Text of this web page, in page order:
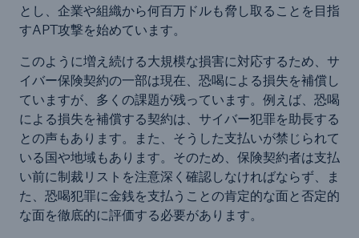
とし、企業や組織から何百万ドルも脅し取ることを目指
すAPT攻撃を始めています。
このように増え続ける大規模な損害に対応するため、サ
イバー保険契約の一部は現在、恐喝による損失を補償し
ていますが、多くの課題が残っています。例えば、恐喝
による損失を補償する契約は、サイバー犯罪を助長する
との声もあります。また、そうした支払いが禁じられて
いる国や地域もあります。そのため、保険契約者は支払
い前に制裁リストを注意深く確認しなければならず、ま
た、恐喝犯罪に金銭を支払うことの肯定的な面と否定的
な面を徹底的に評価する必要があります。